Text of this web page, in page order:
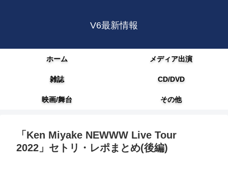
V6最新情報
ホーム メディア出演
雑誌 CD/DVD
映画/舞台 その他
「Ken Miyake NEWWW Live Tour
2022」セトリ・レポまとめ(後編)